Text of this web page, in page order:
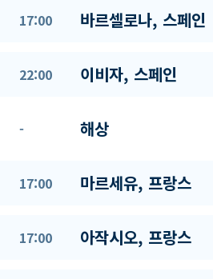
17:00 바르셀로나, 스페인
22:00 이비자, 스페인
- 해상
17:00 마르세유, 프랑스
17:00 아작시오, 프랑스